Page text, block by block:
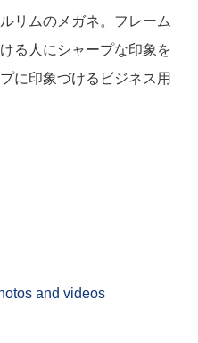
リムのメガネ。フレーム
る人にシャープな印象を
に印象づけるビジネス用
and videos